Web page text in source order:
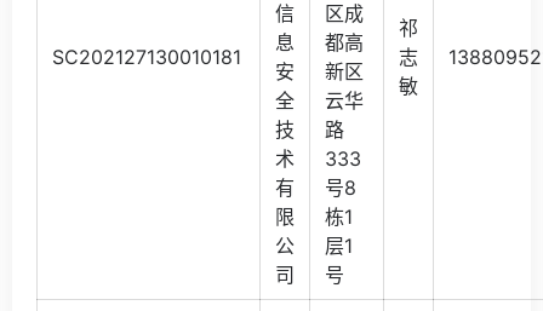
SC202127130010181
信
息
安
全
技
术
有
限
公
司
区成
都高
新区
云华
路
333
号8
栋1
层1
号
祁
志
敏